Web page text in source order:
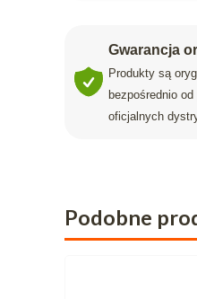
Gwarancja
Produkty są
bezpośrednio
oficjalnych
Podobne